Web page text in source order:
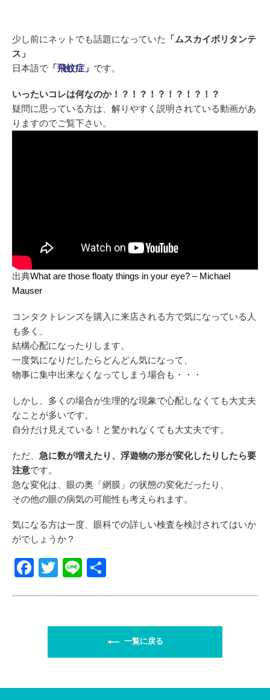
少し前にネットでも話題になっていた
「ムスカイボリタンテ
ス」
日本語で 「飛蚊症」 です。
いったいコレは何なのか！？！？！？！？！？！？
疑問に思っている方は、解りやすく説明されている動画があ
りますのでご覧下さい。
出典What are those floaty things in your eye? – Michael
Mauser
コンタクトレンズを購入に来店される方で気になっている人
も多く、
結構心配になったりします。
一度気になりだしたらどんどん気になって、
物事に集中出来なくなってしまう場合も・・・
しかし、多くの場合が生理的な現象で心配しなくても大丈夫
なことが多いです。
自分だけ見えている！と驚かれなくても大丈夫です。
ただ、 急に数が増えたり、浮遊物の形が変化したりしたら要
注意です。
急な変化は、眼の奥「網膜」の状態の変化だったり、
その他の眼の病気の可能性も考えられます。
気になる方は一度、眼科での詳しい検査を検討されてはいか
がでしょうか？
F
o
T
er
Li
一覧に戻る